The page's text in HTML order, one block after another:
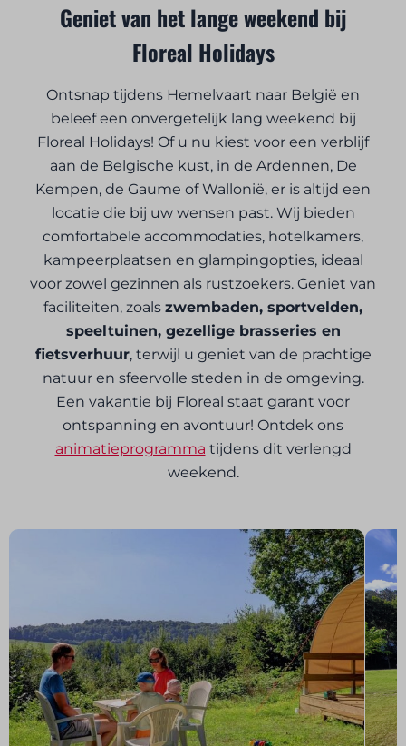
Geniet van het lange weekend bij
Floreal Holidays
Ontsnap tijdens Hemelvaart naar België en
beleef een onvergetelijk lang weekend bij
Floreal Holidays! Of u nu kiest voor een verblijf
aan de Belgische kust, in de Ardennen, De
Kempen, de Gaume of Wallonië, er is altijd een
locatie die bij uw wensen past. Wij bieden
comfortabele accommodaties, hotelkamers,
kampeerplaatsen en glampingopties, ideaal
voor zowel gezinnen als rustzoekers. Geniet van
faciliteiten, zoals zwembaden, sportvelden,
speeltuinen, gezellige brasseries en
fietsverhuur, terwijl u geniet van de prachtige
natuur en sfeervolle steden in de omgeving.
Een vakantie bij Floreal staat garant voor
ontspanning en avontuur! Ontdek ons
animatieprogramma tijdens dit verlengd
weekend.